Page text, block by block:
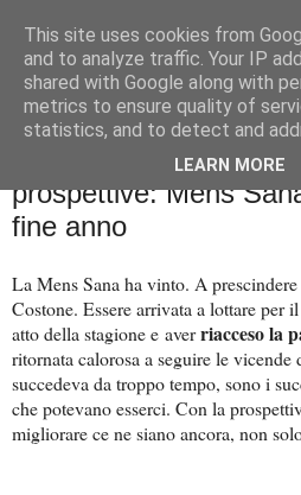
Palla al cerchio
giovedì 30 maggio 2024
La chiave, i
prospettive: Mens
fine anno
La Mens Sana ha vinto. A
Costone. Essere arrivata a lottare per
atto della stagione e averriacceso la
ritornata calorosa a seguire le vicende
succedeva da troppo tempo, sono i
che potevano esserci. Con la
migliorare ce ne siano ancora, non
This site uses cookies from
and to analyze traffic. Your IP
shared with Google along with
metrics to ensure quality of
statistics, and to detect and
LEARN MORE